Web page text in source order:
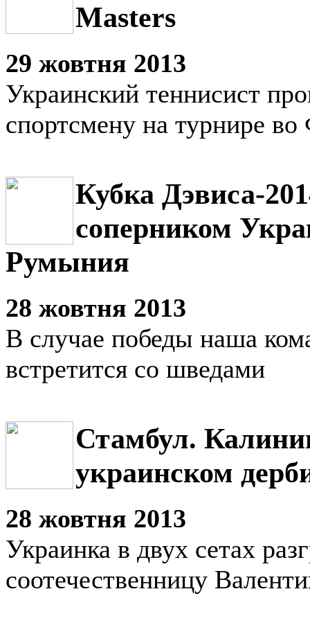
Masters
29 жовтня 2013
Украинский теннисист
спортсмену на турнире
Кубка Дэвиса-
соперником
Румыния
28 жовтня 2013
В случае победы наша
встретится со шведами
Стамбул.
украинском
28 жовтня 2013
Украинка в двух сетах
соотечественницу